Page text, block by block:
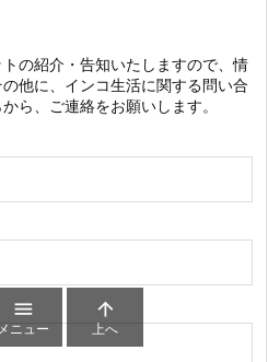
の紹介・告知いたしますので、情
他に、インコ生活に関する問い合
ら、ご連絡をお願いします。

メニュー

上へ